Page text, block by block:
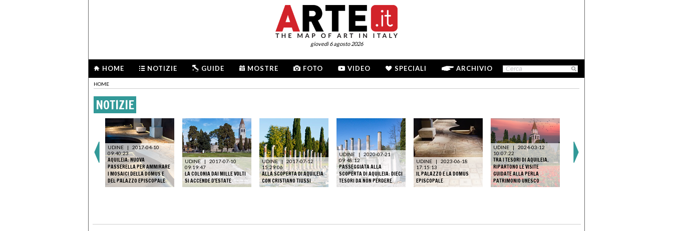
giovedì 6 agosto 2026
HOME NOTIZIE GUIDE MOSTRE FOTO VIDEO SPECIALI ARCHIVIO
HOME
NOTIZIE
UDINE |
2017-04-10
09:40:23
AQUILEIA: NUOVA
PASSERELLA PER AMMIRARE
I MOSAICI DELLA DOMUS E
DEL PALAZZO EPISCOPALE
UDINE |
2017-07-10
09:19:47
LA COLONIA DAI MILLE VOLTI
SI ACCENDE D'ESTATE
UDINE | 2017-07-12
15:29:06
ALLA SCOPERTA DI AQUILEIA
CON CRISTIANO TIUSSI
UDINE |
2020-07-21
09:48:12
PASSEGGIATA ALLA
SCOPERTA DI AQUILEIA: DIECI
TESORI DA NON PERDERE
UDINE |
2023-06-18
17:15:13
IL PALAZZO E LA DOMUS
EPISCOPALE
UDINE | 2024-03-12
10:07:22
TRA I TESORI DI AQUILEIA.
RIPARTONO LE VISITE
GUIDATE ALLA PERLA
PATRIMONIO UNESCO